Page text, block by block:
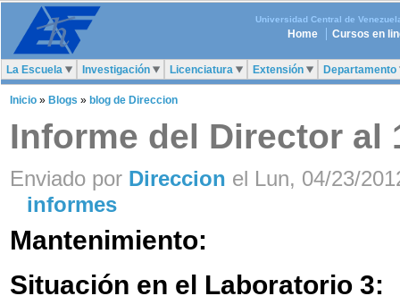
Universidad Central de
Home Cursos en
La Escuela Investigación Licenciatura Extensión Departamento
Inicio » Blogs » blog de Direccion
Informe del Director al
Enviado por Direccion el Lun, 04/23/
informes
Mantenimiento:
Situación en el Laboratorio 3: